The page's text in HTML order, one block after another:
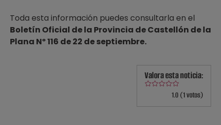
Toda esta información puedes consultarla en el
Boletín Oficial de la Provincia de Castellón de la
Plana Nº 116 de 22 de septiembre.
Valora esta noticia:
1.0 (1 votos)